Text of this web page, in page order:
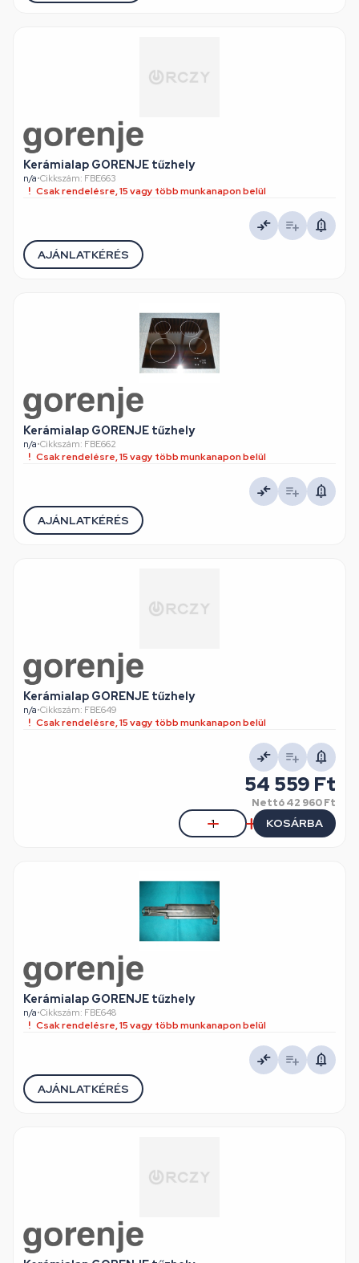
Kerámialap GORENJE tűzhely
n/a•Cikkszám: FBE663
Csak rendelésre, 15 vagy több munkanapon belül
AJÁNLATKÉRÉS
Kerámialap GORENJE tűzhely
n/a•Cikkszám: FBE662
Csak rendelésre, 15 vagy több munkanapon belül
AJÁNLATKÉRÉS
Kerámialap GORENJE tűzhely
n/a•Cikkszám: FBE649
Csak rendelésre, 15 vagy több munkanapon belül
54 559 Ft
Nettó42 960 Ft
KOSÁRBA
Kerámialap GORENJE tűzhely
n/a•Cikkszám: FBE648
Csak rendelésre, 15 vagy több munkanapon belül
AJÁNLATKÉRÉS